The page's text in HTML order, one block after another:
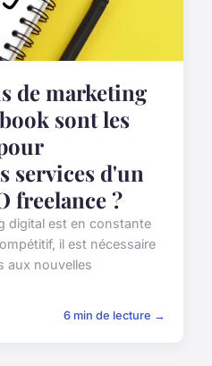
de marketing
sont les
services d'un
freelance ?
digital est en constante
il est nécessaire
aux nouvelles
6 min de lecture →